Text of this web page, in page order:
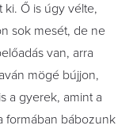
ki. Ő is úgy vélte,
sok mesét, de ne
van, arra
mögé bújjon,
a gyerek, amint a
formában bábozunk